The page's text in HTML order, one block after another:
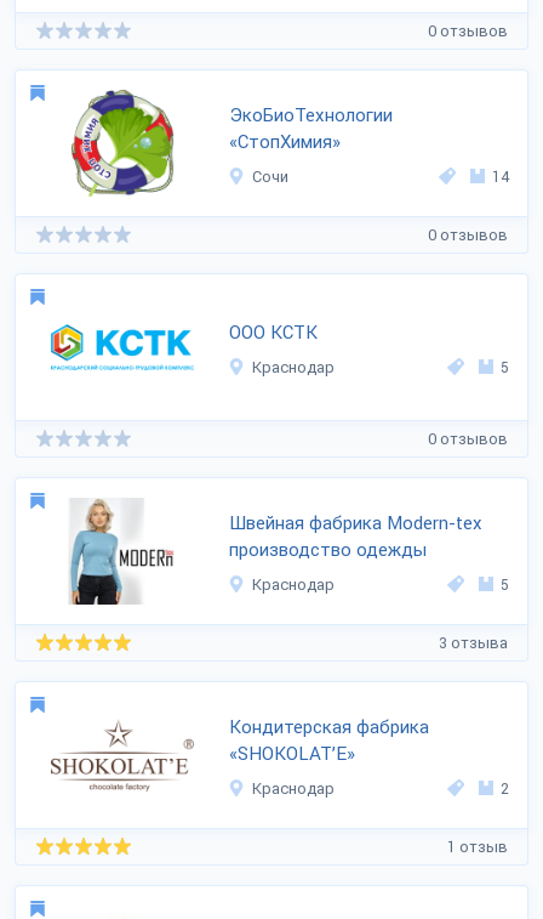
0 отзывов
ЭкоБиоТехнологии
«СтопХимия»
Сочи 14
0 отзывов
ООО КСТК
Краснодар 5
0 отзывов
Швейная фабрика Modern-tex
производство одежды
Краснодар 5
3 отзыва
Кондитерская фабрика
«SHOKOLAT’E»
Краснодар 2
1 отзыв